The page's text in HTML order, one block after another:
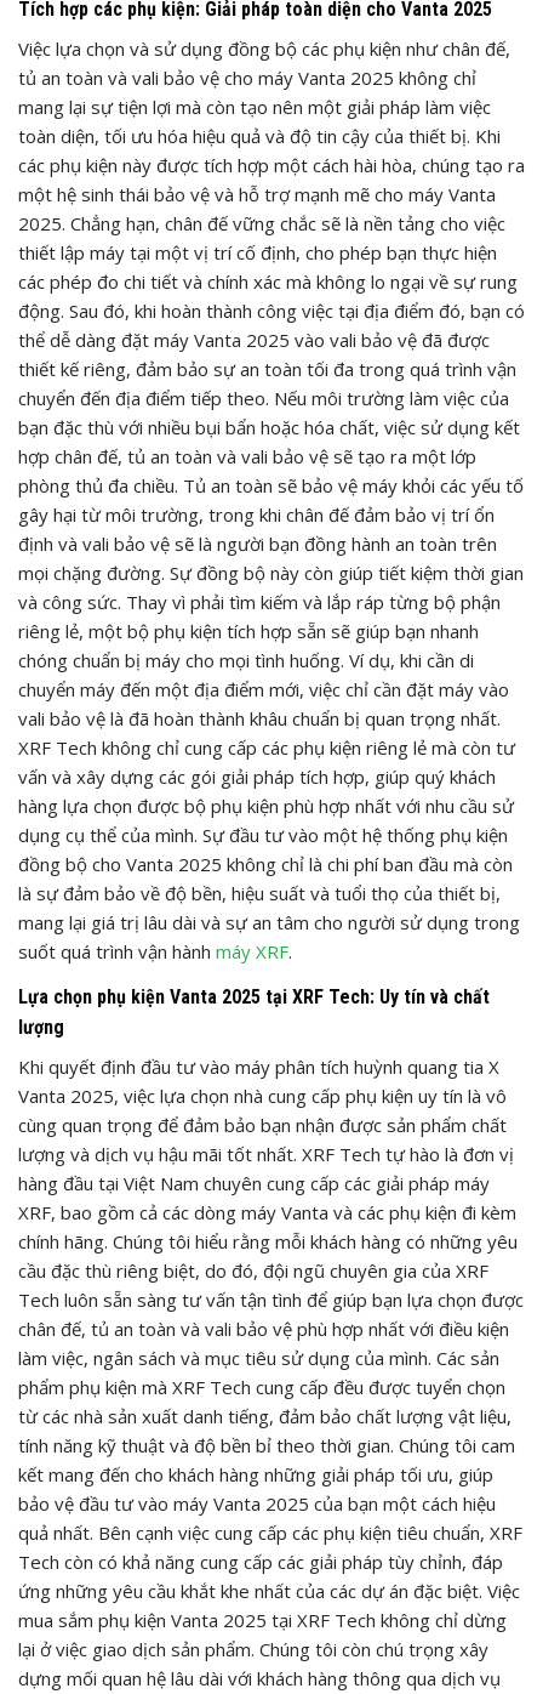
Tích hợp các phụ kiện: Giải pháp toàn diện cho Vanta 2025
Việc lựa chọn và sử dụng đồng bộ các phụ kiện như chân đế,
tủ an toàn và vali bảo vệ cho máy Vanta 2025 không chỉ
mang lại sự tiện lợi mà còn tạo nên một giải pháp làm việc
toàn diện, tối ưu hóa hiệu quả và độ tin cậy của thiết bị. Khi
các phụ kiện này được tích hợp một cách hài hòa, chúng tạo ra
một hệ sinh thái bảo vệ và hỗ trợ mạnh mẽ cho máy Vanta
2025. Chẳng hạn, chân đế vững chắc sẽ là nền tảng cho việc
thiết lập máy tại một vị trí cố định, cho phép bạn thực hiện
các phép đo chi tiết và chính xác mà không lo ngại về sự rung
động. Sau đó, khi hoàn thành công việc tại địa điểm đó, bạn có
thể dễ dàng đặt máy Vanta 2025 vào vali bảo vệ đã được
thiết kế riêng, đảm bảo sự an toàn tối đa trong quá trình vận
chuyển đến địa điểm tiếp theo. Nếu môi trường làm việc của
bạn đặc thù với nhiều bụi bẩn hoặc hóa chất, việc sử dụng kết
hợp chân đế, tủ an toàn và vali bảo vệ sẽ tạo ra một lớp
phòng thủ đa chiều. Tủ an toàn sẽ bảo vệ máy khỏi các yếu tố
gây hại từ môi trường, trong khi chân đế đảm bảo vị trí ổn
định và vali bảo vệ sẽ là người bạn đồng hành an toàn trên
mọi chặng đường. Sự đồng bộ này còn giúp tiết kiệm thời gian
và công sức. Thay vì phải tìm kiếm và lắp ráp từng bộ phận
riêng lẻ, một bộ phụ kiện tích hợp sẵn sẽ giúp bạn nhanh
chóng chuẩn bị máy cho mọi tình huống. Ví dụ, khi cần di
chuyển máy đến một địa điểm mới, việc chỉ cần đặt máy vào
vali bảo vệ là đã hoàn thành khâu chuẩn bị quan trọng nhất.
XRF Tech không chỉ cung cấp các phụ kiện riêng lẻ mà còn tư
vấn và xây dựng các gói giải pháp tích hợp, giúp quý khách
hàng lựa chọn được bộ phụ kiện phù hợp nhất với nhu cầu sử
dụng cụ thể của mình. Sự đầu tư vào một hệ thống phụ kiện
đồng bộ cho Vanta 2025 không chỉ là chi phí ban đầu mà còn
là sự đảm bảo về độ bền, hiệu suất và tuổi thọ của thiết bị,
mang lại giá trị lâu dài và sự an tâm cho người sử dụng trong
suốt quá trình vận hành máy XRF.
Lựa chọn phụ kiện Vanta 2025 tại XRF Tech: Uy tín và chất
lượng
Khi quyết định đầu tư vào máy phân tích huỳnh quang tia X
Vanta 2025, việc lựa chọn nhà cung cấp phụ kiện uy tín là vô
cùng quan trọng để đảm bảo bạn nhận được sản phẩm chất
lượng và dịch vụ hậu mãi tốt nhất. XRF Tech tự hào là đơn vị
hàng đầu tại Việt Nam chuyên cung cấp các giải pháp máy
XRF, bao gồm cả các dòng máy Vanta và các phụ kiện đi kèm
chính hãng. Chúng tôi hiểu rằng mỗi khách hàng có những yêu
cầu đặc thù riêng biệt, do đó, đội ngũ chuyên gia của XRF
Tech luôn sẵn sàng tư vấn tận tình để giúp bạn lựa chọn được
chân đế, tủ an toàn và vali bảo vệ phù hợp nhất với điều kiện
làm việc, ngân sách và mục tiêu sử dụng của mình. Các sản
phẩm phụ kiện mà XRF Tech cung cấp đều được tuyển chọn
từ các nhà sản xuất danh tiếng, đảm bảo chất lượng vật liệu,
tính năng kỹ thuật và độ bền bỉ theo thời gian. Chúng tôi cam
kết mang đến cho khách hàng những giải pháp tối ưu, giúp
bảo vệ đầu tư vào máy Vanta 2025 của bạn một cách hiệu
quả nhất. Bên cạnh việc cung cấp các phụ kiện tiêu chuẩn, XRF
Tech còn có khả năng cung cấp các giải pháp tùy chỉnh, đáp
ứng những yêu cầu khắt khe nhất của các dự án đặc biệt. Việc
mua sắm phụ kiện Vanta 2025 tại XRF Tech không chỉ dừng
lại ở việc giao dịch sản phẩm. Chúng tôi còn chú trọng xây
dựng mối quan hệ lâu dài với khách hàng thông qua dịch vụ